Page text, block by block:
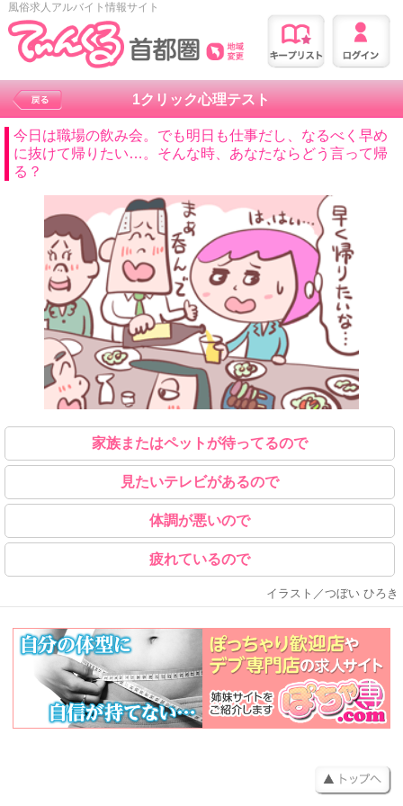
風俗求人アルバイト情報サイト
1クリック心理テスト
今日は職場の飲み会。でも明日も仕事だし、なるべく早め
に抜けて帰りたい…。そんな時、あなたならどう言って帰
る？
家族またはペットが待ってるので
見たいテレビがあるので
体調が悪いので
疲れているので
イラスト／つぼい ひろき